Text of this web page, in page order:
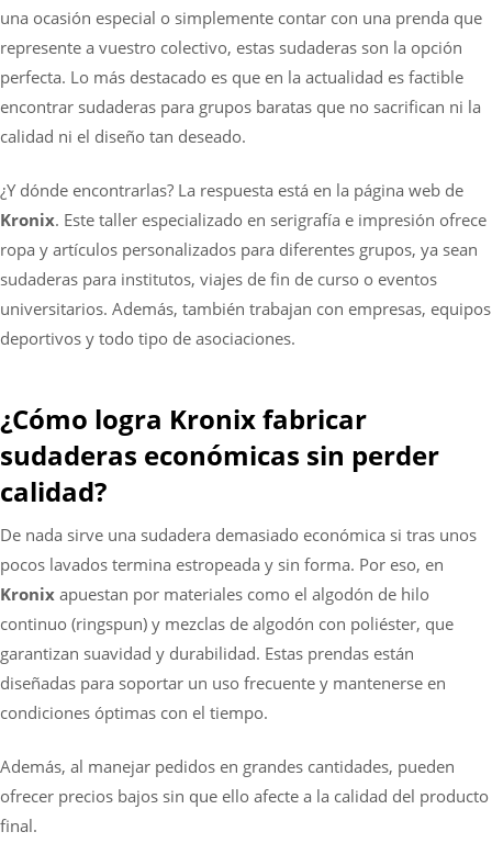
una ocasión especial o simplemente contar con una prenda que
represente a vuestro colectivo, estas sudaderas son la opción
perfecta. Lo más destacado es que en la actualidad es factible
encontrar sudaderas para grupos baratas que no sacrifican ni la
calidad ni el diseño tan deseado.
¿Y dónde encontrarlas? La respuesta está en la página web de
Kronix. Este taller especializado en serigrafía e impresión ofrece
ropa y artículos personalizados para diferentes grupos, ya sean
sudaderas para institutos, viajes de fin de curso o eventos
universitarios. Además, también trabajan con empresas, equipos
deportivos y todo tipo de asociaciones.
¿Cómo logra Kronix fabricar
sudaderas económicas sin perder
calidad?
De nada sirve una sudadera demasiado económica si tras unos
pocos lavados termina estropeada y sin forma. Por eso, en
Kronix apuestan por materiales como el algodón de hilo
continuo (ringspun) y mezclas de algodón con poliéster, que
garantizan suavidad y durabilidad. Estas prendas están
diseñadas para soportar un uso frecuente y mantenerse en
condiciones óptimas con el tiempo.
Además, al manejar pedidos en grandes cantidades, pueden
ofrecer precios bajos sin que ello afecte a la calidad del producto
final.